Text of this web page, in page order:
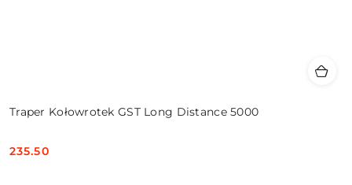
Traper Kołowrotek GST Long Distance 5000
Cena:
235.50